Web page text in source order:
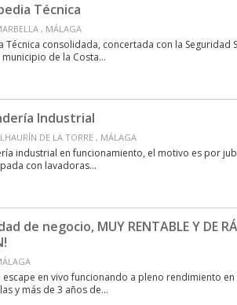
Técnica
, MÁLAGA
Técnica consolidada, concertada con la Seguridad
de la Costa...
Industrial
DE LA TORRE , MÁLAGA
industrial en funcionamiento, el motivo es por
con lavadoras...
de negocio, MUY RENTABLE Y DE
escape en vivo funcionando a pleno rendimiento en
y más de 3 años de...